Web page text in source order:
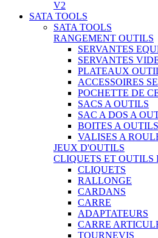
V2
SATA TOOLS
SATA TOOLS
RANGEMENT OUTILS
SERVANTES
SERVANTES
PLATEAUX
ACCESSOIRES
POCHETTE DE
SACS A OUTILS
SAC A DOS A
BOITES A OUTILS
VALISES A
JEUX D'OUTILS
CLIQUETS ET
CLIQUETS
RALLONGE
CARDANS
CARRE
ADAPTATEURS
CARRE
TOURNEVIS